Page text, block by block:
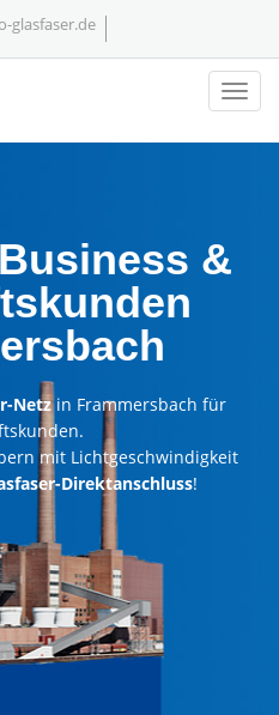
glasfaser.de
&
Netzin Frammersbach für
mit Lichtgeschwindigkeit
Direktanschluss!